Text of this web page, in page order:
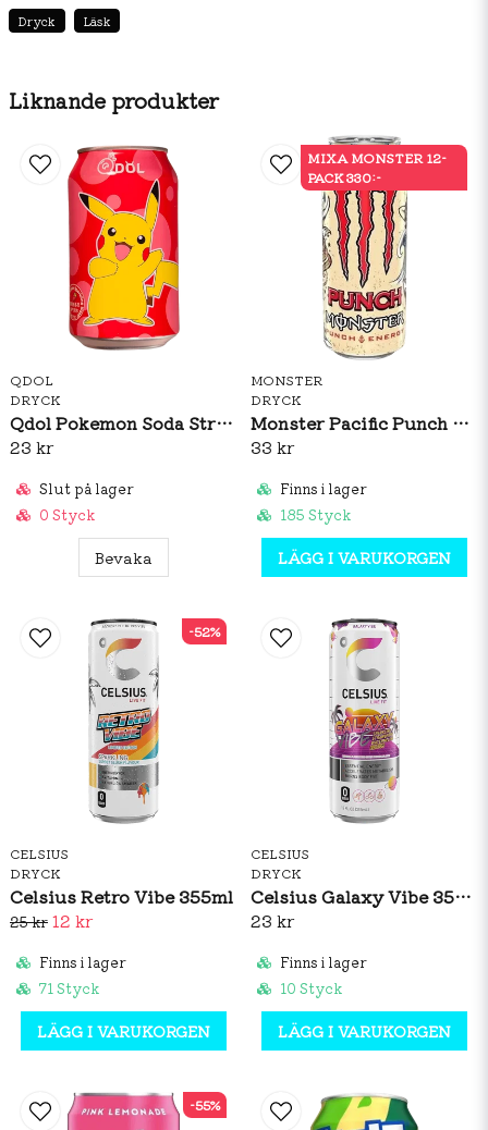
Liknande produkter
QDOL
DRYCK
Qdol Pokemon Soda Strawberry 33cl
23 kr
Slut på lager
0 Styck
Bevaka
MONSTER
DRYCK
Monster Pacific Punch 500ml
33 kr
Finns i lager
185 Styck
LÄGG I VARUKORGEN
MIXA MONSTER 12-
PACK 330:-
CELSIUS
DRYCK
Celsius Retro Vibe 355ml
25 kr 12 kr
Finns i lager
71 Styck
LÄGG I VARUKORGEN
-52%
CELSIUS
DRYCK
Celsius Galaxy Vibe 355ml
23 kr
Finns i lager
10 Styck
LÄGG I VARUKORGEN
-55%
Dryck Läsk